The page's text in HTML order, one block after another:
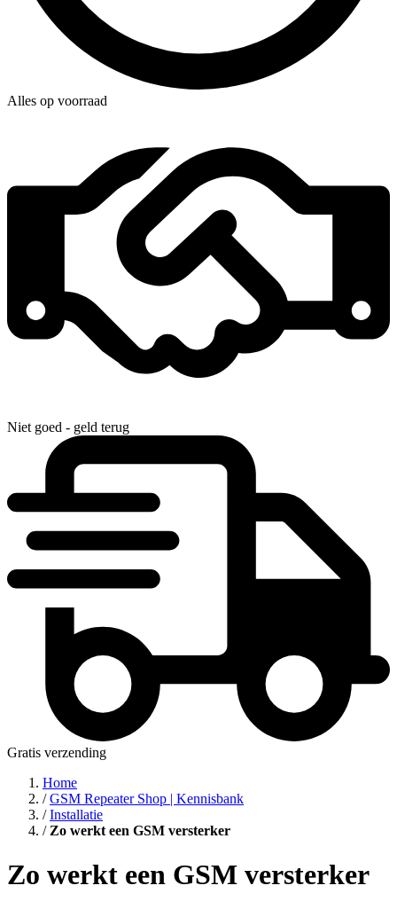
Alles op voorraad
Niet goed - geld terug
Gratis verzending
Home
/GSM Repeater Shop | Kennisbank
/Installatie
/ Zo werkt een GSM versterker
Zo werkt een GSM versterker